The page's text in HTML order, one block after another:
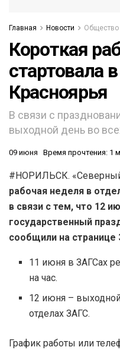
Главная Новости Общество
Короткая
стартовала
Красноярья
В связи с
выходной день во
09 июня Время прочтения: 1
#НОРИЛЬСК.
рабочая неделя в
в связи с тем, что 12
государственный
сообщили на странице
11 июня в ЗАГСах
на час.
12 июня –
отделах ЗАГС.
График работы или